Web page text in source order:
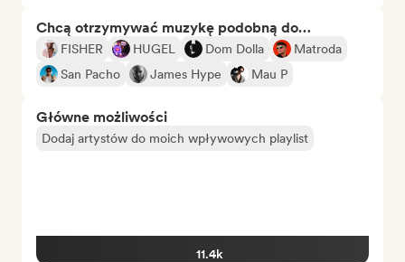
Chcą otrzymywać muzykę podobną do…
FISHER HUGEL Dom Dolla
Matroda
San Pacho
James Hype Mau P
Główne możliwości
Dodaj artystów do moich wpływowych playlist
11.4k